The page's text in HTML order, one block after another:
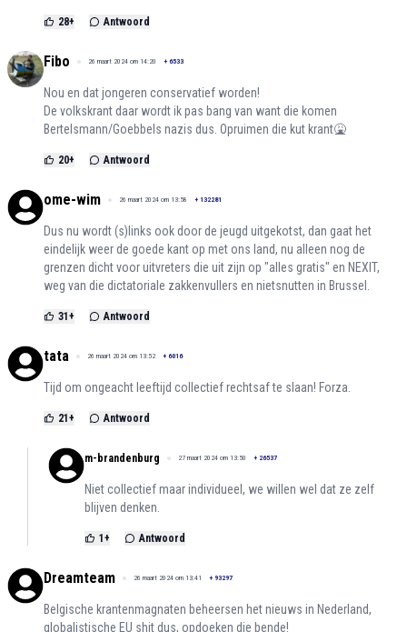
28+ Antwoord
Fibo 26 maart 2024 om 14:20 + 6533
Nou en dat jongeren conservatief worden!
De volkskrant daar wordt ik pas bang van want die komen
Bertelsmann/Goebbels nazis dus. Opruimen die kut krant🤮
20+ Antwoord
ome-wim 26 maart 2024 om 13:58 + 132281
Dus nu wordt (s)links ook door de jeugd uitgekotst, dan gaat het
eindelijk weer de goede kant op met ons land, nu alleen nog de
grenzen dicht voor uitvreters die uit zijn op "alles gratis" en NEXIT,
weg van die dictatoriale zakkenvullers en nietsnutten in Brussel.
31 + Antwoord
tata 26 maart 2024 om 13:52 + 6016
Tijd om ongeacht leeftijd collectief rechtsaf te slaan! Forza.
21 + Antwoord
m-brandenburg 27 maart 2024 om 13:50 + 26537
Niet collectief maar individueel, we willen wel dat ze zelf
blijven denken.
1 + Antwoord
Dreamteam 26 maart 2024 om 13:41 + 93297
Belgische krantenmagnaten beheersen het nieuws in Nederland,
globalistische EU shit dus, opdoeken die bende!